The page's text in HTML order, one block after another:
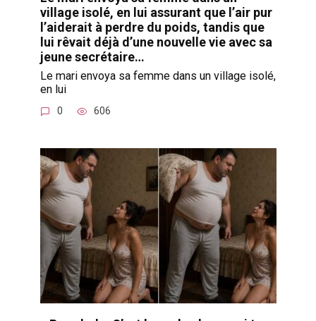
village isolé, en lui assurant que l’air pur
l’aiderait à perdre du poids, tandis que
lui rêvait déjà d’une nouvelle vie avec sa
jeune secrétaire…
Le mari envoya sa femme dans un village isolé,
en lui
0 606